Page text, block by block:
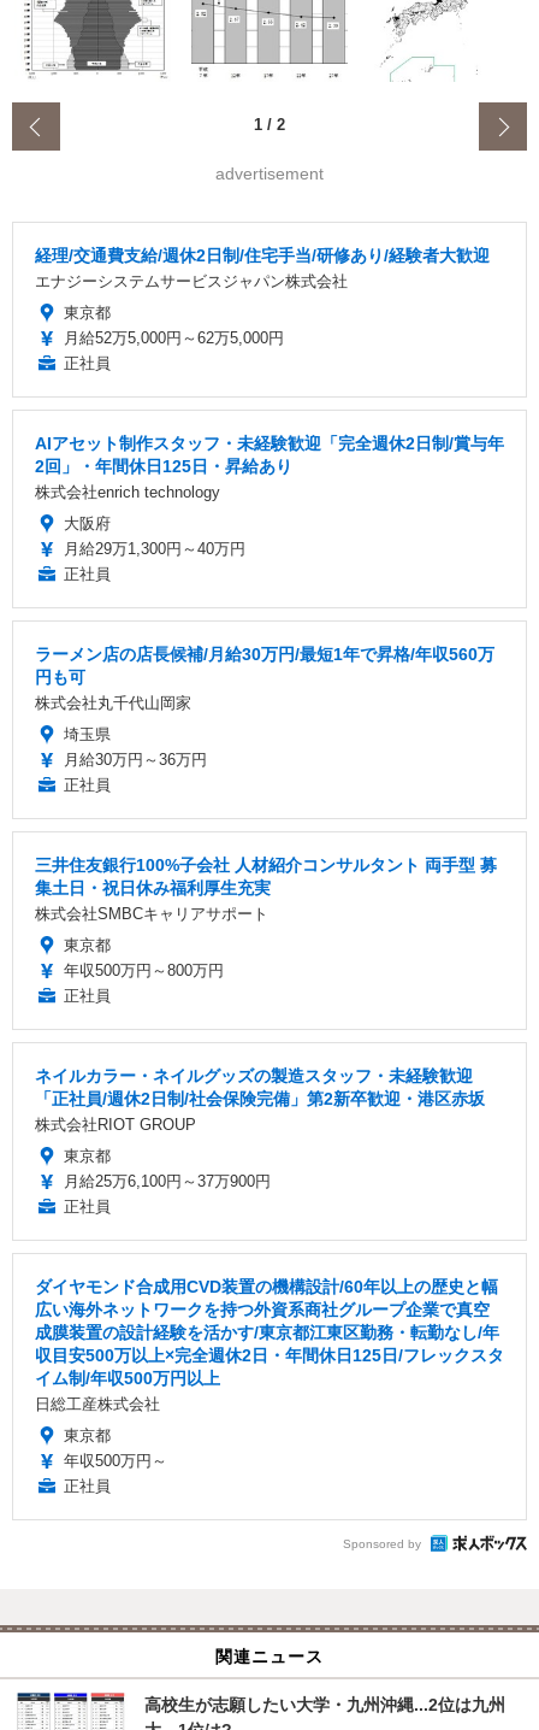
1 / 2
advertisement
経理/交通費支給/週休2日制/住宅手当/研修あり/経験者大歓迎
エナジーシステムサービスジャパン株式会社
東京都
月給52万5,000円～62万5,000円
正社員
AIアセット制作スタッフ・未経験歓迎「完全週休2日制/賞与年
2回」・年間休日125日・昇給あり
株式会社enrich technology
大阪府
月給29万1,300円～40万円
正社員
ラーメン店の店長候補/月給30万円/最短1年で昇格/年収560万
円も可
株式会社丸千代山岡家
埼玉県
月給30万円～36万円
正社員
三井住友銀行100%子会社 人材紹介コンサルタント 両手型 募
集土日・祝日休み福利厚生充実
株式会社SMBCキャリアサポート
東京都
年収500万円～800万円
正社員
ネイルカラー・ネイルグッズの製造スタッフ・未経験歓迎
「正社員/週休2日制/社会保険完備」第2新卒歓迎・港区赤坂
株式会社RIOT GROUP
東京都
月給25万6,100円～37万900円
正社員
ダイヤモンド合成用CVD装置の機構設計/60年以上の歴史と幅
広い海外ネットワークを持つ外資系商社グループ企業で真空
成膜装置の設計経験を活かす/東京都江東区勤務・転勤なし/年
収目安500万以上×完全週休2日・年間休日125日/フレックスタ
イム制/年収500万円以上
日総工産株式会社
東京都
年収500万円～
正社員
Sponsored by
関連ニュース
高校生が志願したい大学・九州沖縄...2位は九州